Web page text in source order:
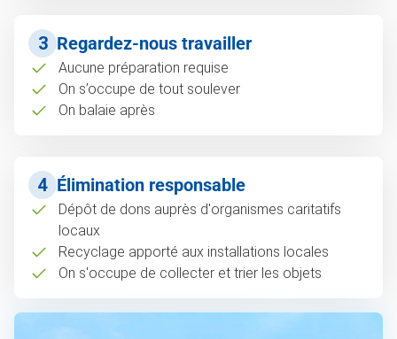
3 Regardez-nous travailler
Aucune préparation requise
On s’occupe de tout soulever
On balaie après
4 Élimination responsable
Dépôt de dons auprès d'organismes caritatifs
locaux
Recyclage apporté aux installations locales
On s'occupe de collecter et trier les objets